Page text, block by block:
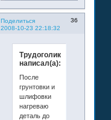
Поделиться
36
2008-10-23 22:18:32
Трудоголик
написал(а):
После
грунтовки и
шлифовки
нагреваю
деталь до